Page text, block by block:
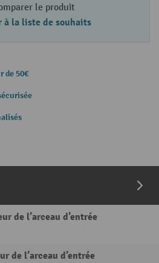
le produit
à la liste de souhaits
de 50€
de l’arceau d’entrée
de l’arceau d’entrée